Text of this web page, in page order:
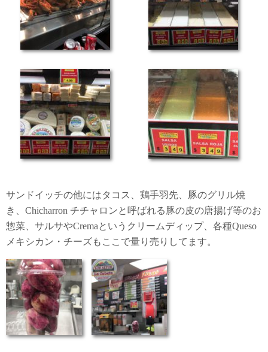
サンドイッチの他にはタコス、鶏手羽先、豚のグリル焼
き、Chicharron チチャロンと呼ばれる豚の皮の唐揚げ等のお
惣菜、サルサやCremaというクリームディップ、各種Queso
メキシカン・チーズもここで量り売りしてます。